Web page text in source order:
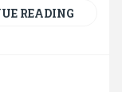
READING